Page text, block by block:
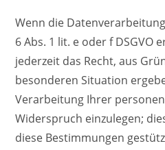
Wenn die
6 Abs. 1 lit. e oder f DSGVO
jederzeit das Recht, aus
besonderen Situation
Verarbeitung Ihrer
Widerspruch einzulegen;
diese Bestimmungen